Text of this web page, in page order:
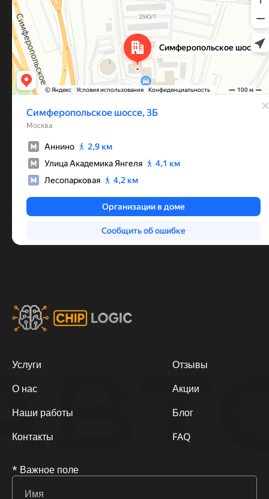
Услуги
О нас
Наши работы
Контакты
Отзывы
Акции
Блог
FAQ
* Важное поле